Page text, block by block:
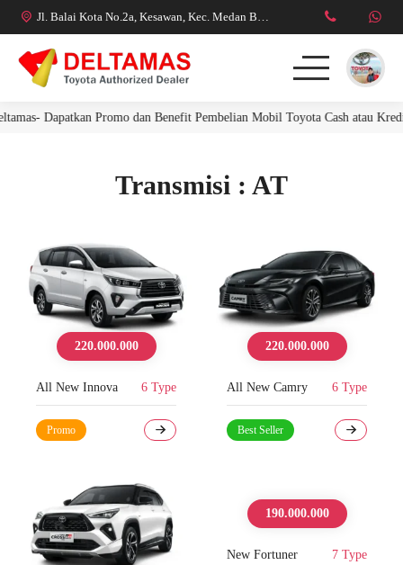
Jl. Balai Kota No.2a, Kesawan, Kec. Medan Bar., Kota Medan, Sumatera Utara 20111
Dapatkan Promo dan Benefit Pembelian Mobil Toyota Cash atau Kredit
Transmisi : AT
220.000.000
All New Innova 6 Type
Promo
220.000.000
All New Camry 6 Type
Best Seller
190.000.000
New Fortuner 7 Type